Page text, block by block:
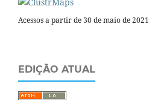
Acessos a partir de 30 de maio de 2021
EDIÇÃO ATUAL